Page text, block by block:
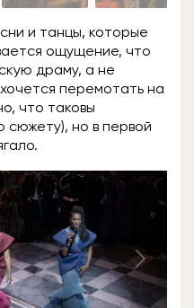
и танцы, которые
ощущение, что
драму, а не
перемотать на
что таковы
сюжету), но в первой